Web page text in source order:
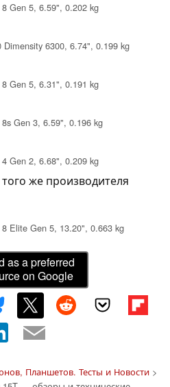
Gen 5, 6.59", 0.202 kg
6300, 6.74", 0.199 kg
Gen 5, 6.31", 0.191 kg
Gen 3, 6.59", 0.196 kg
Gen 2, 6.68", 0.209 kg
же производителя
Elite Gen 5, 13.20", 0.663 kg
as a preferred
on Google
Планшетов. Тесты и Новости>